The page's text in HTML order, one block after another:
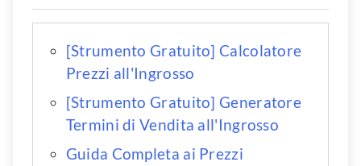
[Strumento Gratuito] Calcolatore
Prezzi all'Ingrosso
[Strumento Gratuito] Generatore
Termini di Vendita all'Ingrosso
Guida Completa ai Prezzi